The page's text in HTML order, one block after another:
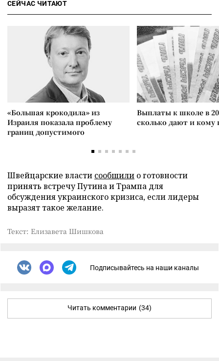
СЕЙЧАС ЧИТАЮТ
«Большая крокодила» из
Израиля показала проблему
границ допустимого
Выплаты к школе в
сколько дают и
Швейцарские власти сообщили о готовности
принять встречу Путина и Трампа для
обсуждения украинского кризиса, если лидеры
выразят такое желание.
Текст: Елизавета Шишкова
Подписывайтесь на наши каналы
Читать комментарии (34)